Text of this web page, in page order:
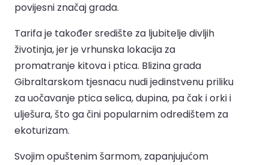
povijesni značaj grada.
Tarifa je također središte za ljubitelje divljih
životinja, jer je vrhunska lokacija za
promatranje kitova i ptica. Blizina grada
Gibraltarskom tjesnacu nudi jedinstvenu priliku
za uočavanje ptica selica, dupina, pa čak i orki i
ulješura, što ga čini popularnim odredištem za
ekoturizam.
Svojim opuštenim šarmom, zapanjujućom